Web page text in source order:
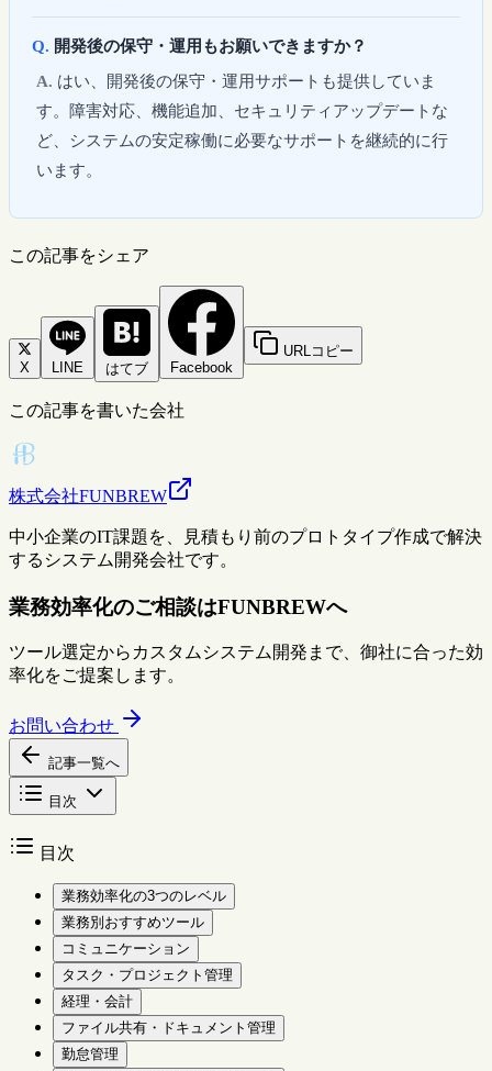
開発後の保守・運用もお願いできますか？
はい、開発後の保守・運用サポートも提供していま
す。障害対応、機能追加、セキュリティアップデートな
ど、システムの安定稼働に必要なサポートを継続的に行
います。
この記事をシェア
X LINE はてブ Facebook
URLコピー
この記事を書いた会社
株式会社FUNBREW
中小企業のIT課題を、見積もり前のプロトタイプ作成で解決
するシステム開発会社です。
業務効率化のご相談はFUNBREWへ
ツール選定からカスタムシステム開発まで、御社に合った効
率化をご提案します。
お問い合わせ
記事一覧へ
目次
目次
業務効率化の3つのレベル
業務別おすすめツール
コミュニケーション
タスク・プロジェクト管理
経理・会計
ファイル共有・ドキュメント管理
勤怠管理